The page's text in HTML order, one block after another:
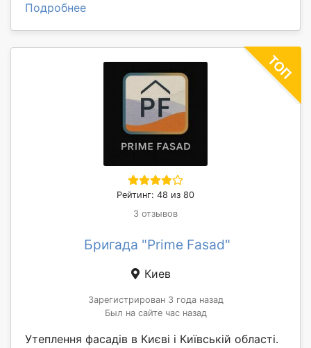
Подробнее
Рейтинг: 48 из 80
3 отзывов
Бригада "Prime Fasad"
Киев
Зарегистрирован 3 года назад
Был на сайте час назад
Утеплення фасадів в Києві і Київській області.